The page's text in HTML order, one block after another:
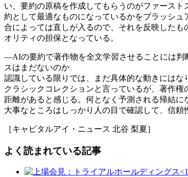
い、要約の原稿を作成してもらうのがファース
約として最適なものになっているかをブラッシ
合によっては直しが入るので、それを反映した
オリティの担保となっている。
―AIの要約で著作物を全文学習させることには判
スはまだないのか
認識している限りでは、まだ具体的な動きには
クラシックコレクションと言っているが、著作
距離があると感じる。何となく予測される帰結
大事なところはしっかり人の目で確認して、信頼
［キャピタルアイ・ニュース 北谷 梨夏］
よく読まれている記事